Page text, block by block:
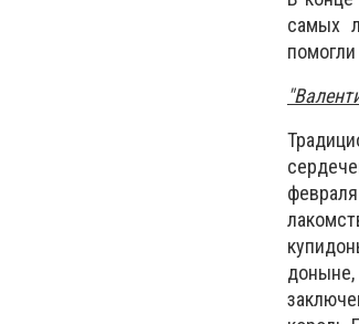
самых